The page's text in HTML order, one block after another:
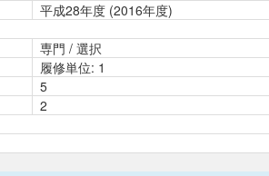
平成28年度 (2016年度)
専門 / 選択
履修単位: 1
5
2